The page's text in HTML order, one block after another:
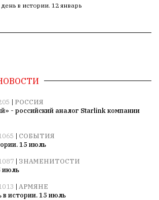
в истории. 12 январь
| РОССИЯ
- российский аналог Starlink компании
| СОБЫТИЯ
15 июль
| ЗНАМЕНИТОСТИ
июль
| АРМЯНЕ
в истории. 15 июль